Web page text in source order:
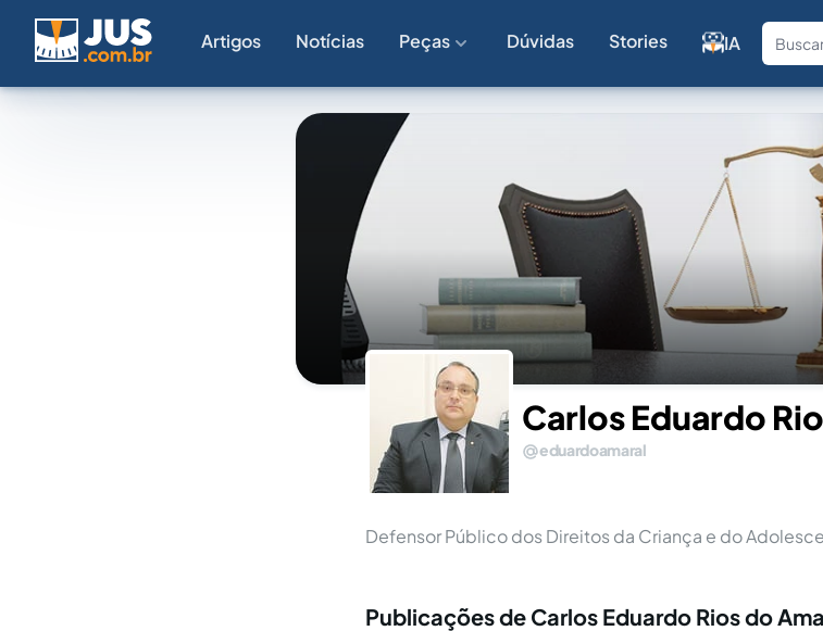
Artigos Notícias Peças Dúvidas Stories IA
Carlos Eduardo
eduardoamaral
Defensor Público dos Direitos da Criança e do
Publicações de Carlos Eduardo Rios do